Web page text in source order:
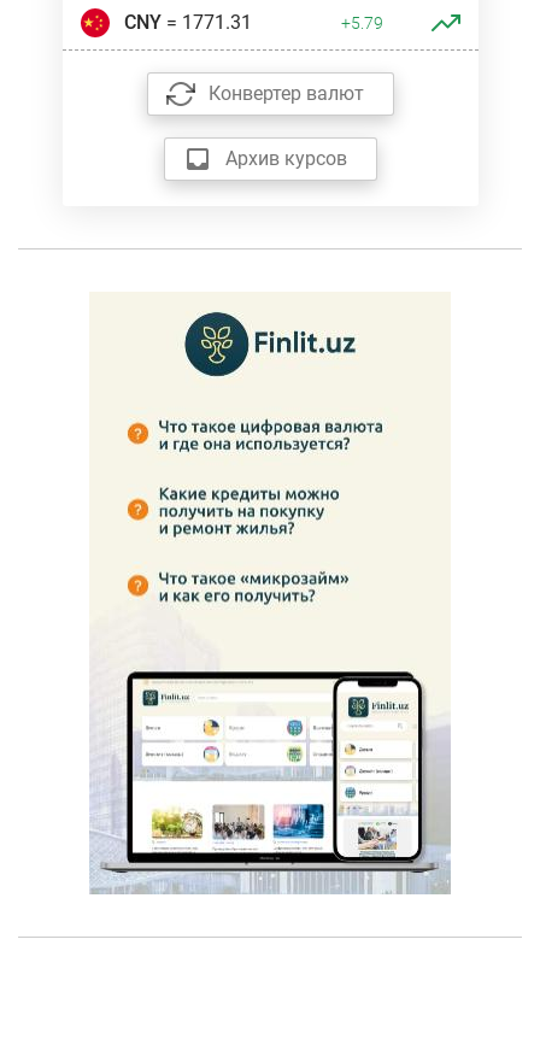
CNY= 1771.31 +5.79
Конвертер валют
Архив курсов